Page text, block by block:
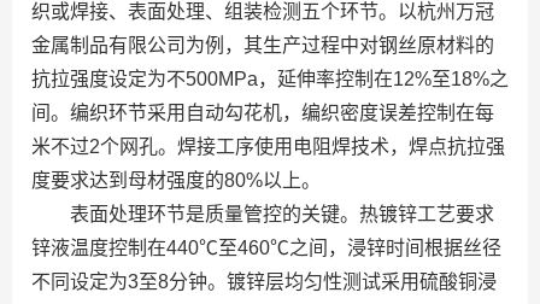
织或焊接、表面处理、组装检测五个环节。以杭州万冠
金属制品有限公司为例，其生产过程中对钢丝原材料的
抗拉强度设定为不500MPa，延伸率控制在12%至18%之
间。编织环节采用自动勾花机，编织密度误差控制在每
米不过2个网孔。焊接工序使用电阻焊技术，焊点抗拉强
度要求达到母材强度的80%以上。
表面处理环节是质量管控的关键。热镀锌工艺要求
锌液温度控制在440℃至460℃之间，浸锌时间根据丝径
不同设定为3至8分钟。镀锌层均匀性测试采用硫酸铜浸